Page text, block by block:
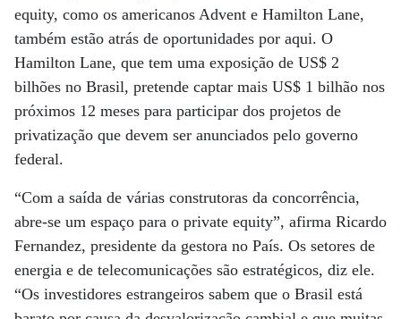
equity, como os americanos Advent e Hamilton Lane,
também estão atrás de oportunidades por aqui. O
Hamilton Lane, que tem uma exposição de US$ 2
bilhões no Brasil, pretende captar mais US$ 1 bilhão nos
próximos 12 meses para participar dos projetos de
privatização que devem ser anunciados pelo governo
federal.
“Com a saída de várias construtoras da concorrência,
abre-se um espaço para o private equity”, afirma Ricardo
Fernandez, presidente da gestora no País. Os setores de
energia e de telecomunicações são estratégicos, diz ele.
“Os investidores estrangeiros sabem que o Brasil está